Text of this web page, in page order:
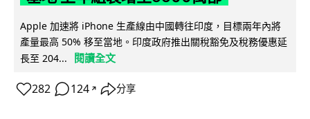
Apple 加速將 iPhone 生產線由中國轉往印度，目標兩年內將
產量最高 50% 移至當地。印度政府推出關稅豁免及稅務優惠延
長至 204...
閱讀全文
282 124 ↗ 分享